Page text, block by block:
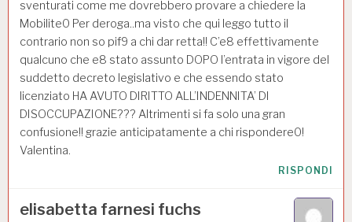
sventurati come me dovrebbero provare a chiedere la
Mobilite0 Per deroga..ma visto che qui leggo tutto il
contrario non so pif9 a chi dar retta!! C’e8 effettivamente
qualcuno che e8 stato assunto DOPO l’entrata in vigore del
suddetto decreto legislativo e che essendo stato
licenziato HA AVUTO DIRITTO ALL’INDENNITA’ DI
DISOCCUPAZIONE??? Altrimenti si fa solo una gran
confusione!! grazie anticipatamente a chi rispondere0!
Valentina.
RISPONDI
elisabetta farnesi fuchs